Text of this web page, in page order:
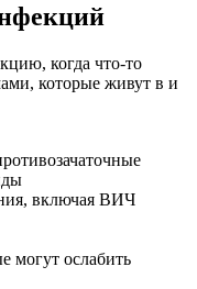
когда что-то
которые живут в и
включая ВИЧ
могут ослабить